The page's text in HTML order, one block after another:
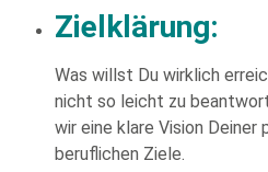
Zielklärung:
Was willst Du wirklich
nicht so leicht zu
wir eine klare Vision Deiner
beruflichen Ziele.